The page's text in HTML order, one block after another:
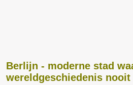
Berlijn - moderne stad
wereldgeschiedenis